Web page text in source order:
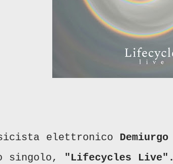
elettronico Demiurgo
singolo, "Lifecycles Live".